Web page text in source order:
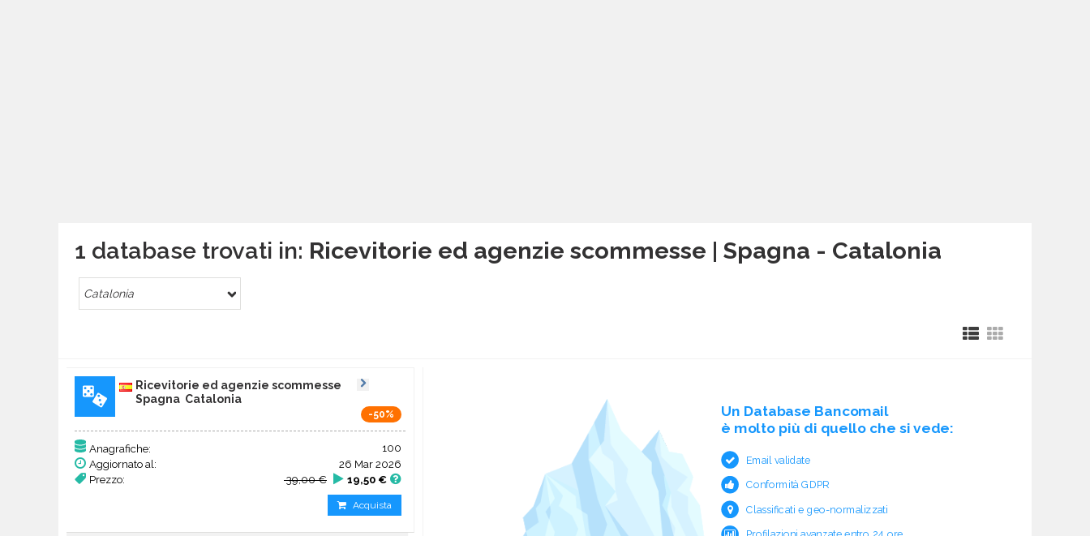
1 database trovati in: Ricevitorie ed agenzie scommesse | Spagna - Catalonia
Catalonia
Ricevitorie ed agenzie scommesse
Spagna Catalonia
-50%
Anagrafiche:
100
Aggiornato al:
26 Mar 2026
Prezzo:
39,00 € 19,50 €
Acquista
Un Database Bancomail
è molto più di quello che si vede:
Email validate
Conformità GDPR
Classificati e geo-normalizzati